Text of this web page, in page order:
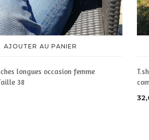
AJOUTER AU PANIER
longues occasion femme
38